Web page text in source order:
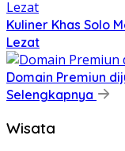
Kuliner Khas Solo
Lezat
Domain Premiun
Selengkapnya
Wisata